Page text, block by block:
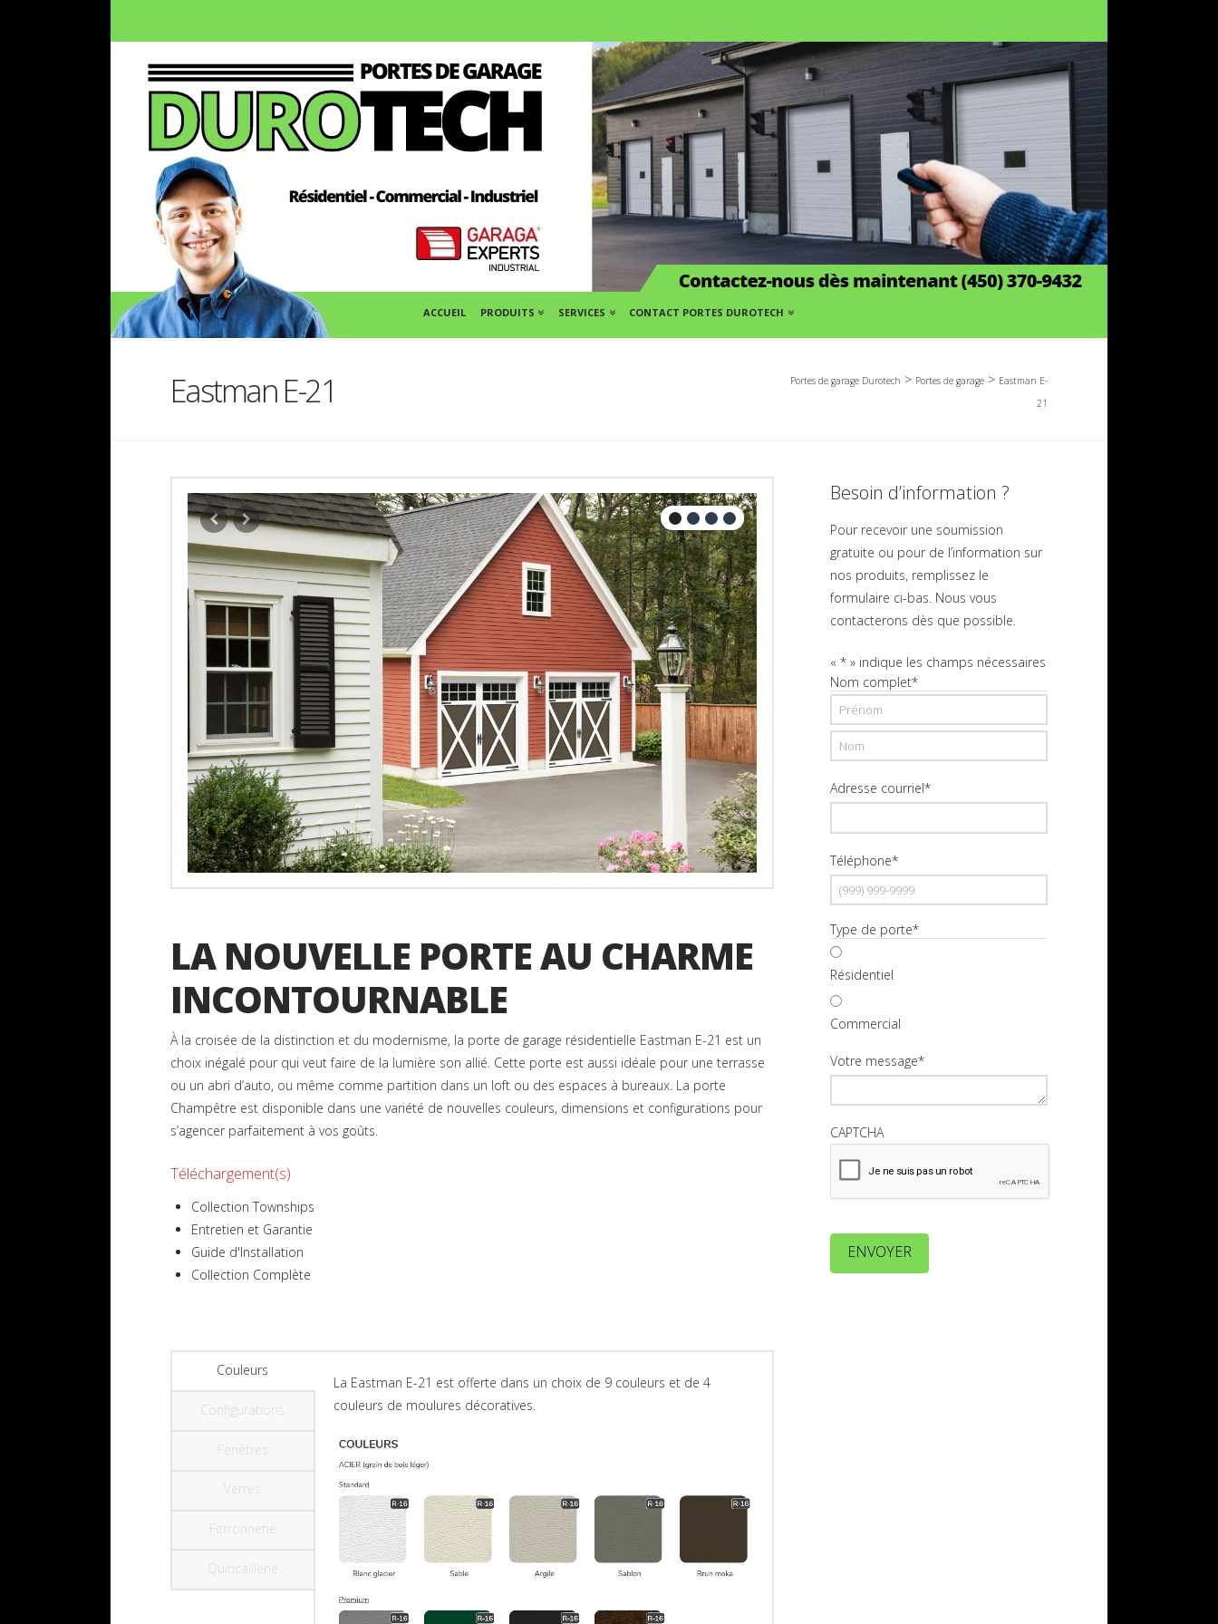
ACCUEIL PRODUITS SERVICES CONTACT PORTES DUROTECH
Eastman E-21 Portes de garage Durotech > Portes de garage > Eastman E-
21
LA NOUVELLE PORTE AU CHARME
INCONTOURNABLE
À la croisée de la distinction et du modernisme, la porte de garage résidentielle Eastman E-21 est un
choix inégalé pour qui veut faire de la lumière son allié. Cette porte est aussi idéale pour une terrasse
ou un abri d’auto, ou même comme partition dans un loft ou des espaces à bureaux. La porte
Champêtre est disponible dans une variété de nouvelles couleurs, dimensions et configurations pour
s’agencer parfaitement à vos goûts.
Téléchargement(s)
Collection Townships
Entretien et Garantie
Guide d'Installation
Collection Complète
Couleurs
Configurations
Fenêtres
Verres
Ferronnerie
Quincaillerie
La Eastman E-21 est offerte dans un choix de 9 couleurs et de 4
couleurs de moulures décoratives.
Besoin d’information ?
Pour recevoir une soumission
gratuite ou pour de l’information sur
nos produits, remplissez le
formulaire ci-bas. Nous vous
contacterons dès que possible.
« *» indique les champs nécessaires
Nom complet*
Prénom
Adresse courriel*
Téléphone*
Type de porte*
Résidentiel
Commercial
Votre message*
CAPTCHA
ENVOYER